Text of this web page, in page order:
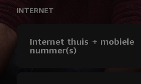
INTERNET
Internet thuis + mobiele
nummer(s)